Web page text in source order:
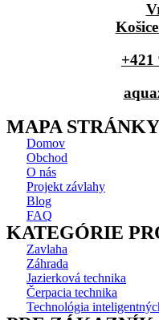
+421
MAPA STRÁNKY
Domov
Obchod
O nás
Projekt závlahy
Blog
FAQ
KATEGÓRIE
Zavlaha
Záhrada
Jazierková technika
Čerpacia technika
Technológia